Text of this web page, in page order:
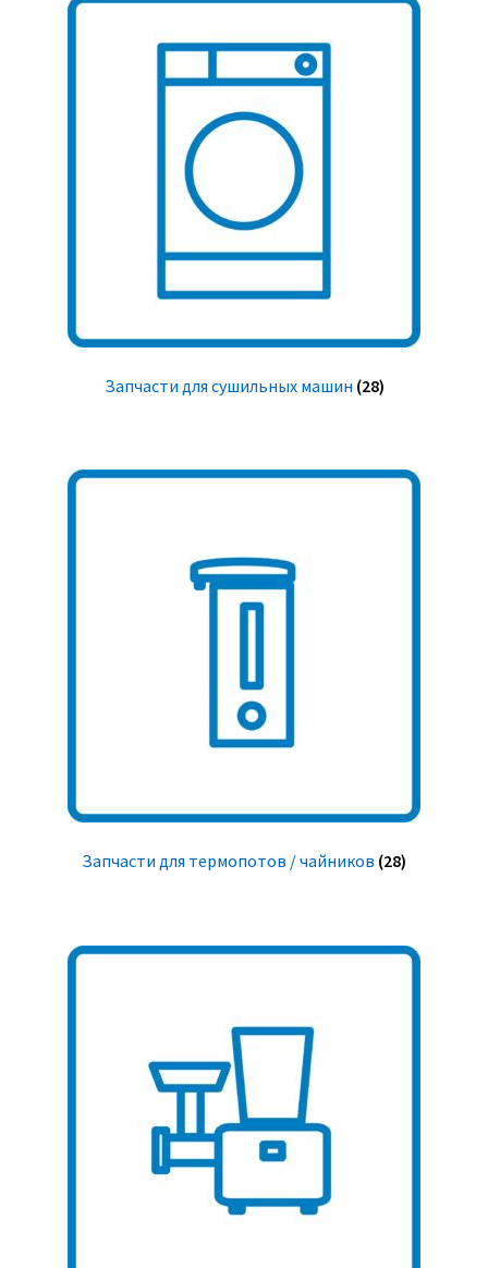
Запчасти для сушильных машин (28)
Запчасти для термопотов / чайников (28)